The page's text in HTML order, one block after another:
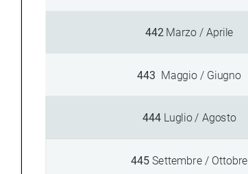
442 Marzo / Aprile
443 Maggio / Giugno
444 Luglio / Agosto
445 Settembre / Ottobre